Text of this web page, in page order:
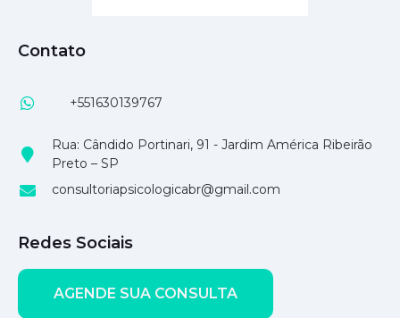
Contato
+551630139767
Rua: Cândido Portinari, 91 - Jardim América Ribeirão
Preto – SP
consultoriapsicologicabr@gmail.com
Redes Sociais
AGENDE SUA CONSULTA